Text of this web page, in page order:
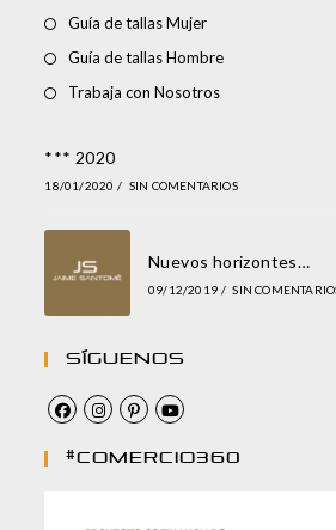
Guía de tallas Mujer
Guía de tallas Hombre
Trabaja con Nosotros
*** 2020
18/01/2020 / SIN COMENTARIOS
Nuevos horizontes…
09/12/2019 / SIN
Síguenos
#comercio360